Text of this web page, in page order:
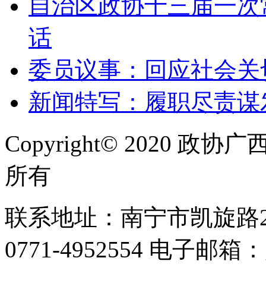
自治区政协十三届一
话
委员议事：回应社会
新闻特写：履职尽责
Copyright© 2020 政协广
所有
联系地址：南宁市凯旋
0771-4952554 电子邮箱